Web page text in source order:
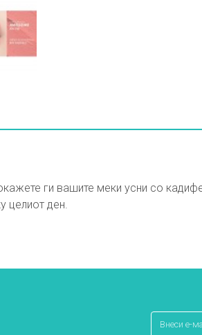
ги вашите меки усни со
целиот ден.